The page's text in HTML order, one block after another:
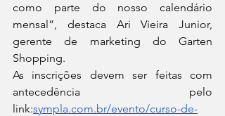
como parte do nosso calendário
mensal”, destaca Ari Vieira Junior,
gerente de marketing do Garten
Shopping.
As inscrições devem ser feitas com
antecedência pelo
link:sympla.com.br/evento/curso-de-